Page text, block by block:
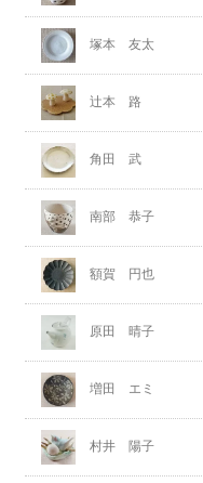
塚本 友太
辻本 路
角田 武
南部 恭子
額賀 円也
原田 晴子
増田 エミ
村井 陽子